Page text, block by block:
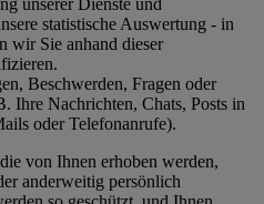
unserer Dienste und
statistische Auswertung - in
wir Sie anhand dieser
Beschwerden, Fragen oder
Ihre Nachrichten, Chats, Posts in
oder Telefonanrufe).
von Ihnen erhoben werden,
anderweitig persönlich